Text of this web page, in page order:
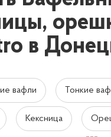
в
вафли Тонкие
Кексница